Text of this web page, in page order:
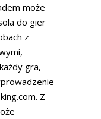
może
do gier
z
gra,
Z